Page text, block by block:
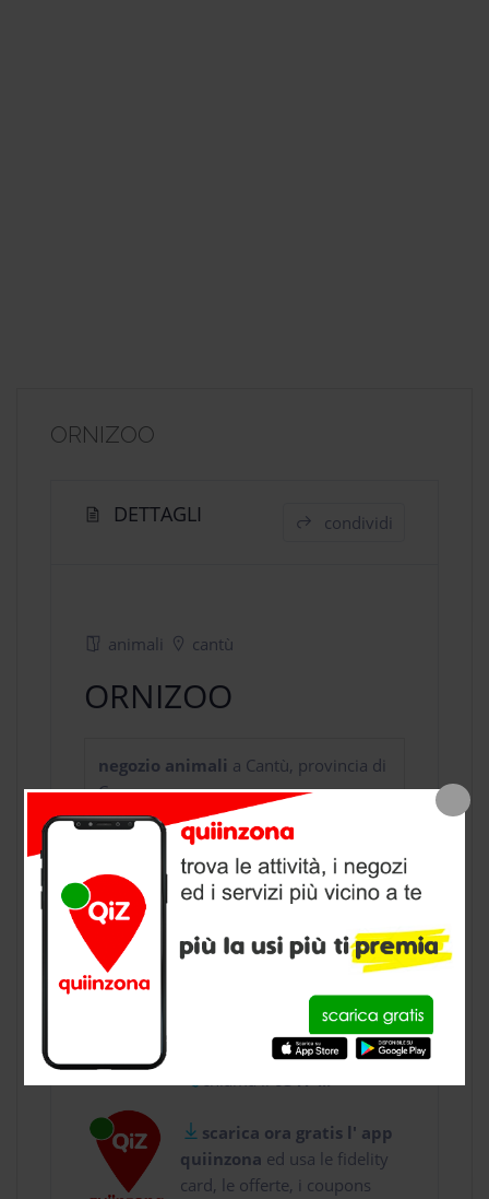
ORNIZOO
DETTAGLI condividi
animali cantù
ORNIZOO
negozio animali a Cantù, provincia di
Como
CONTATTI
usa gratis quiinzona e :
Viale Alla Mado...
chiama il0317 ...
scarica ora gratis l' app
quiinzona ed usa le fidelity
card, le offerte, i coupons